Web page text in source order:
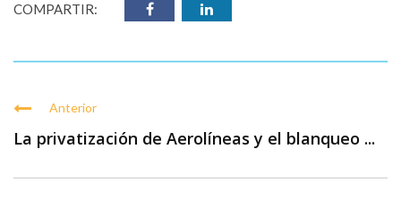
COMPARTIR:
Anterior
La privatización de Aerolíneas y el blanqueo ...